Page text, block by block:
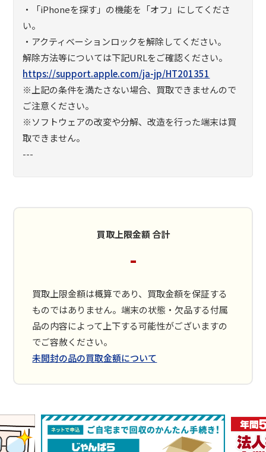
・「iPhoneを探す」の機能を「オフ」にしてくださ
い。
・アクティベーションロックを解除してください。
解除方法等については下記URLをご確認ください。
https://support.apple.com/ja-jp/HT201351
※上記の条件を満たさない場合、買取できませんので
ご注意ください。
※ソフトウェアの改変や分解、改造を行った端末は買
取できません。
---
買取上限金額 合計
-
買取上限金額は概算であり、買取金額を保証する
ものではありません。端末の状態・欠品する付属
品の内容によって上下する可能性がございますの
でご容赦ください。
未開封の品の買取金額について